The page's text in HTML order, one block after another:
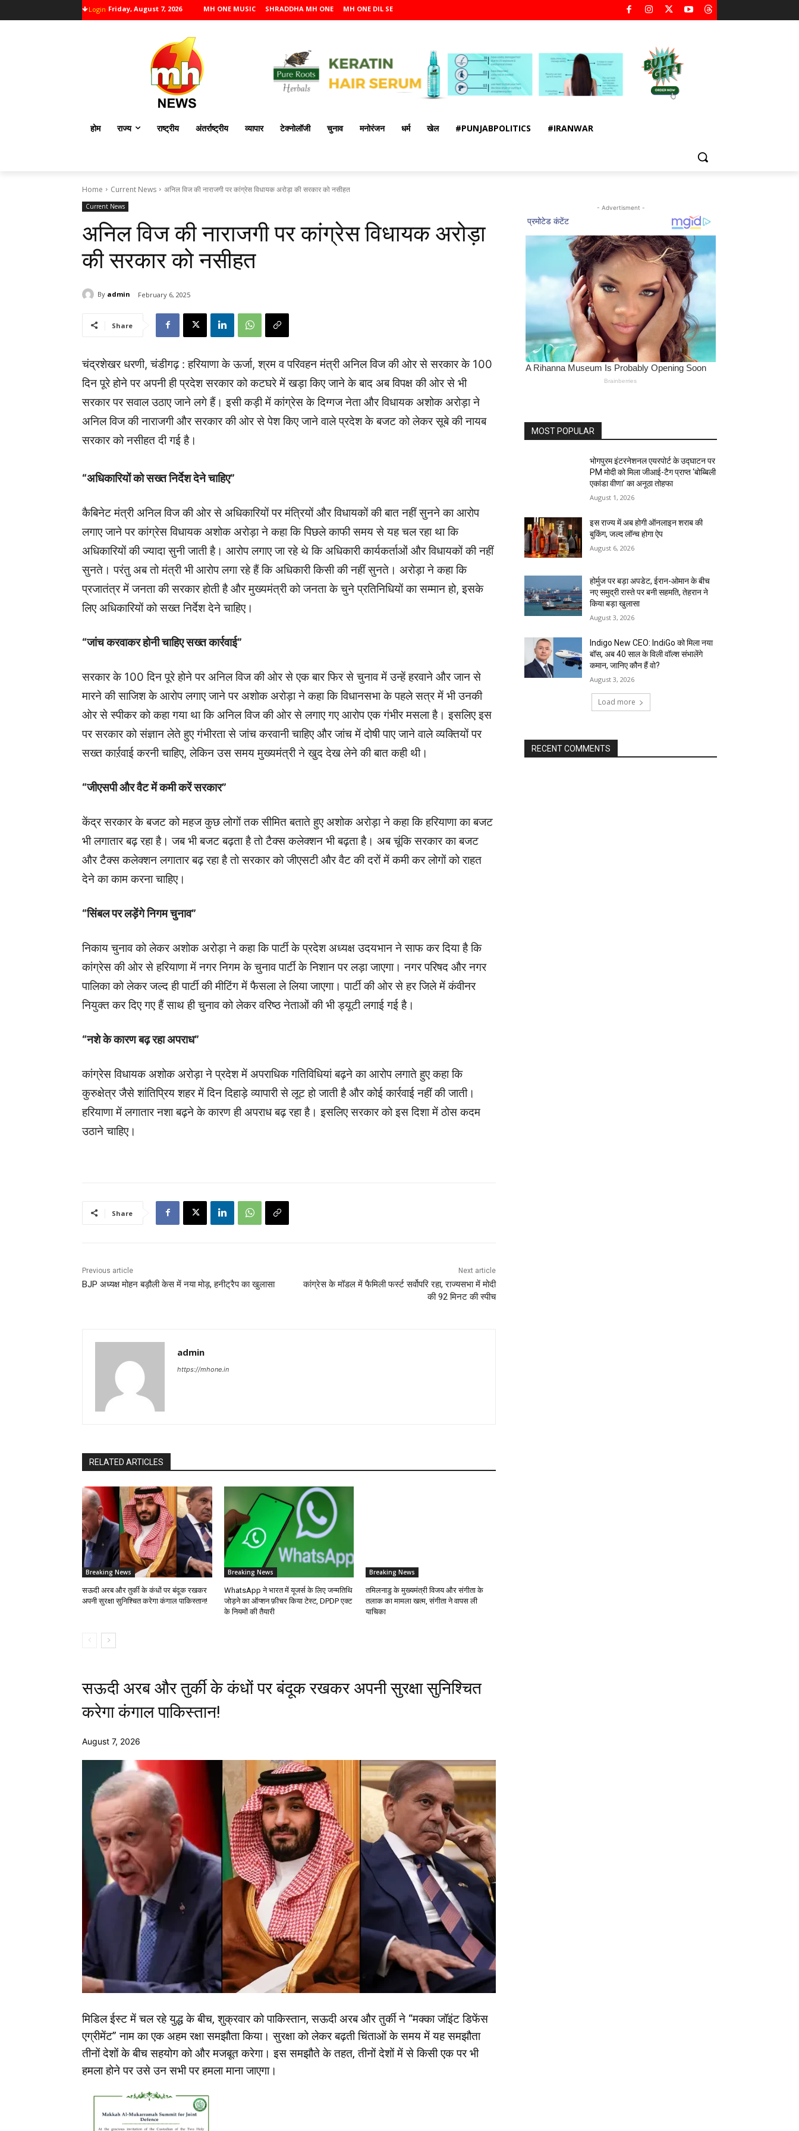
Login Friday, August 7, 2026 MH ONE MUSIC SHRADDHA MH ONE MH ONE DIL SE
होम राज्य राष्ट्रीय अंतर्राष्ट्रीय व्यापार टेक्नोलॉजी चुनाव मनोरंजन धर्म खेल #PUNJABPOLITICS #IRANWAR
Home Current News अनिल विज की नाराजगी पर कांग्रेस विधायक अरोड़ा की सरकार को नसीहत
Current News
अनिल विज की नाराजगी पर कांग्रेस विधायक अरोड़ा
की सरकार को नसीहत
By admin February 6, 2025
Share
चंद्रशेखर धरणी, चंडीगढ़ : हरियाणा के ऊर्जा, श्रम व परिवहन मंत्री अनिल विज की ओर से सरकार के 100
दिन पूरे होने पर अपनी ही प्रदेश सरकार को कटघरे में खड़ा किए जाने के बाद अब विपक्ष की ओर से भी
सरकार पर सवाल उठाए जाने लगे हैं। इसी कड़ी में कांग्रेस के दिग्गज नेता और विधायक अशोक अरोड़ा ने
अनिल विज की नाराजगी और सरकार की ओर से पेश किए जाने वाले प्रदेश के बजट को लेकर सूबे की नायब
सरकार को नसीहत दी गई है।
“अधिकारियों को सख्त निर्देश देने चाहिए”
कैबिनेट मंत्री अनिल विज की ओर से अधिकारियों पर मंत्रियों और विधायकों की बात नहीं सुनने का आरोप
लगाए जाने पर कांग्रेस विधायक अशोक अरोड़ा ने कहा कि पिछले काफी समय से यह चल रहा था कि
अधिकारियों की ज्यादा सुनी जाती है। आरोप लगाए जा रहे थे कि अधिकारी कार्यकर्ताओं और विधायकों की नहीं
सुनते। परंतु अब तो मंत्री भी आरोप लगा रहे हैं कि अधिकारी किसी की नहीं सुनते। अरोड़ा ने कहा कि
प्रजातंत्र में जनता की सरकार होती है और मुख्यमंत्री को जनता के चुने प्रतिनिधियों का सम्मान हो, इसके
लिए अधिकारियों को सख्त निर्देश देने चाहिए।
“जांच करवाकर होनी चाहिए सख्त कार्रवाई”
सरकार के 100 दिन पूरे होने पर अनिल विज की ओर से एक बार फिर से चुनाव में उन्हें हरवाने और जान से
मारने की साजिश के आरोप लगाए जाने पर अशोक अरोड़ा ने कहा कि विधानसभा के पहले सत्र में भी उनकी
ओर से स्पीकर को कहा गया था कि अनिल विज की ओर से लगाए गए आरोप एक गंभीर मसला है। इसलिए इस
पर सरकार को संज्ञान लेते हुए गंभीरता से जांच करवानी चाहिए और जांच में दोषी पाए जाने वाले व्यक्तियों पर
सख्त कार्ऱवाई करनी चाहिए, लेकिन उस समय मुख्यमंत्री ने खुद देख लेने की बात कही थी।
“जीएसपी और वैट में कमी करें सरकार”
केंद्र सरकार के बजट को महज कुछ लोगों तक सीमित बताते हुए अशोक अरोड़ा ने कहा कि हरियाणा का बजट
भी लगातार बढ़ रहा है। जब भी बजट बढ़ता है तो टैक्स कलेक्शन भी बढ़ता है। अब चूंकि सरकार का बजट
और टैक्स कलेक्शन लगातार बढ़ रहा है तो सरकार को जीएसटी और वैट की दरों में कमी कर लोगों को राहत
देने का काम करना चाहिए।
“सिंबल पर लड़ेंगे निगम चुनाव”
निकाय चुनाव को लेकर अशोक अरोड़ा ने कहा कि पार्टी के प्रदेश अध्यक्ष उदयभान ने साफ कर दिया है कि
कांग्रेस की ओर से हरियाणा में नगर निगम के चुनाव पार्टी के निशान पर लड़ा जाएगा। नगर परिषद और नगर
पालिका को लेकर जल्द ही पार्टी की मीटिंग में फैसला ले लिया जाएगा। पार्टी की ओर से हर जिले में कंवीनर
नियुक्त कर दिए गए हैं साथ ही चुनाव को लेकर वरिष्ठ नेताओं की भी ड्यूटी लगाई गई है।
“नशे के कारण बढ़ रहा अपराध”
कांग्रेस विधायक अशोक अरोड़ा ने प्रदेश में अपराधिक गतिविधियां बढ़ने का आरोप लगाते हुए कहा कि
कुरुक्षेत्र जैसे शांतिप्रिय शहर में दिन दिहाड़े व्यापारी से लूट हो जाती है और कोई कार्रवाई नहीं की जाती।
हरियाणा में लगातार नशा बढ़ने के कारण ही अपराध बढ़ रहा है। इसलिए सरकार को इस दिशा में ठोस कदम
उठाने चाहिए।
Share
Previous article
BJP अध्यक्ष मोहन बड़ौली केस में नया मोड़, हनीट्रैप का खुलासा
Next article
कांग्रेस के मॉडल में फैमिली फर्स्ट सर्वोपरि रहा, राज्यसभा में मोदी
की 92 मिनट की स्पीच
admin
https://mhone.in
RELATED ARTICLES
Breaking News
सऊदी अरब और तुर्की के कंधों पर बंदूक रखकर
अपनी सुरक्षा सुनिश्चित करेगा कंगाल पाकिस्तान!
Breaking News
WhatsApp ने भारत में यूजर्स के लिए जन्मतिथि
जोड़ने का ऑप्शन फ़ीचर किया टेस्ट, DPDP एक्ट
के नियमों की तैयारी
Breaking News
तमिलनाडु के मुख्यमंत्री विजय और संगीता के
तलाक का मामला खत्म, संगीता ने वापस ली
याचिका
सऊदी अरब और तुर्की के कंधों पर बंदूक रखकर अपनी सुरक्षा सुनिश्चित
करेगा कंगाल पाकिस्तान!
August 7, 2026
मिडिल ईस्ट में चल रहे युद्ध के बीच, शुक्रवार को पाकिस्तान, सऊदी अरब और तुर्की ने “मक्का जॉइंट डिफेंस
एग्रीमेंट” नाम का एक अहम रक्षा समझौता किया। सुरक्षा को लेकर बढ़ती चिंताओं के समय में यह समझौता
तीनों देशों के बीच सहयोग को और मजबूत करेगा। इस समझौते के तहत, तीनों देशों में से किसी एक पर भी
हमला होने पर उसे उन सभी पर हमला माना जाएगा।
- Advertisment -
MOST POPULAR
भोगपुरम इंटरनेशनल एयरपोर्ट के उद्घाटन पर
PM मोदी को मिला जीआई-टैग प्राप्त ‘बोब्बिली
एकांडा वीणा’ का अनूठा तोहफा
August 1, 2026
इस राज्य में अब होगी ऑनलाइन शराब की
बुकिंग, जल्द लॉन्च होगा ऐप
August 6, 2026
होर्मुज पर बड़ा अपडेट, ईरान-ओमान के बीच
नए समुद्री रास्ते पर बनी सहमति, तेहरान ने
किया बड़ा खुलासा
August 3, 2026
Indigo New CEO: IndiGo को मिला नया
बॉस, अब 40 साल के विली वॉल्श संभालेंगे
कमान, जानिए कौन हैं वो?
August 3, 2026
Load more
RECENT COMMENTS